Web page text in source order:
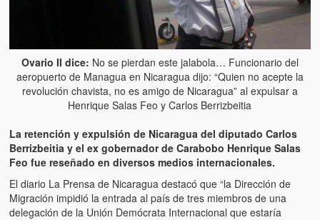
La burla del Chavez “tan amante de los niños” (The mockery of
Chavez “such a children lover”)
Los niños de las calles de Venezuela (Children of the streets of
Venezuela)
Luis y El Mono… en armas (Luis and El Mono… armed)
Puente Llaguno, Miraflores… ¿y Lina?
Radio Emisoras y canales de televisión clausurados por el
Victimas del 11 de abril de 2002
Ovario II dice: No se pierdan este jalabola… Funcionario del
aeropuerto de Managua en Nicaragua dijo: “Quien no acepte la
revolución chavista, no es amigo de Nicaragua” al expulsar a
Henrique Salas Feo y Carlos Berrizbeitia
La retención y expulsión de Nicaragua del diputado Carlos
Berrizbeitia y el ex gobernador de Carabobo Henrique Salas
Feo fue reseñado en diversos medios internacionales.
El diario La Prensa de Nicaragua destacó que “la Dirección de
Migración impidió la entrada al país de tres miembros de una
delegación de la Unión Demócrata Internacional que estaría